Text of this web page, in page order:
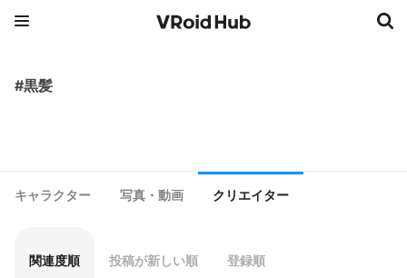
#黒髪
キャラクター 写真・動画 クリエイター
関連度順 投稿が新しい順 登録順